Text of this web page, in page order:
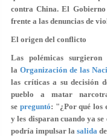
contra China. El
frente a las denuncias de
El origen del conflicto
Las polémicas
la Organización de las
las críticas a su decisión
pueblo a matar
se preguntó: "¿Por qué los
y les disparan cuando ya
podría impulsar la salida